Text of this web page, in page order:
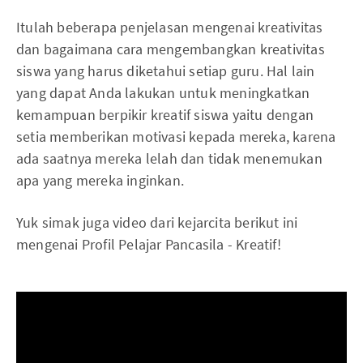
Itulah beberapa penjelasan mengenai kreativitas
dan bagaimana cara mengembangkan kreativitas
siswa yang harus diketahui setiap guru. Hal lain
yang dapat Anda lakukan untuk meningkatkan
kemampuan berpikir kreatif siswa yaitu dengan
setia memberikan motivasi kepada mereka, karena
ada saatnya mereka lelah dan tidak menemukan
apa yang mereka inginkan.
Yuk simak juga video dari kejarcita berikut ini
mengenai Profil Pelajar Pancasila - Kreatif!